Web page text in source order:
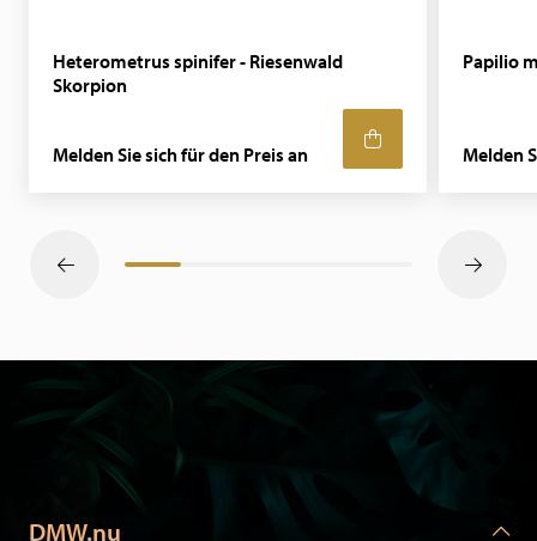
Heterometrus spinifer - Riesenwald
Skorpion
Melden Sie sich für den Preis an
Papilio
Melden
DMW.nu